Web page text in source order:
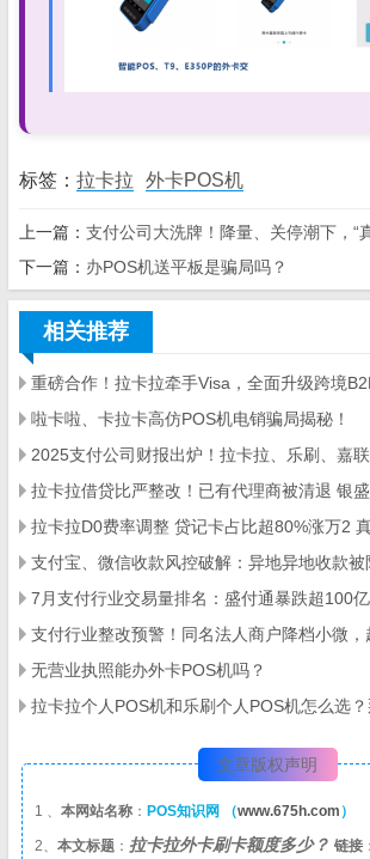
标签： 拉卡拉 外卡POS机
上一篇： 支付公司大洗牌！降量、关停潮下，“
下一篇： 办POS机送平板是骗局吗？
相关推荐
重磅合作！拉卡拉牵手Visa，全面升级跨境
啦卡啦、卡拉卡高仿POS机电销骗局揭秘！
2025支付公司财报出炉！拉卡拉、乐刷、嘉
拉卡拉D0费率调整 贷记卡占比超80%涨万2
7月支付行业交易量排名：盛付通暴跌超100
支付行业整改预警！同名法人商户降档小微
无营业执照能办外卡POS机吗？
拉卡拉个人POS机和乐刷个人POS机怎么选？
文章版权声明
1 、 本网站名称 ： POS知识网 （www.675h.com ）
2、 本文标题 ： 拉卡拉外卡刷卡额度多少？ 链接 ：